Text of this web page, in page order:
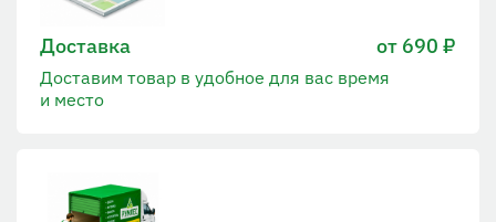
Доставка от 690 ₽
Доставим товар в удобное для вас время
и место